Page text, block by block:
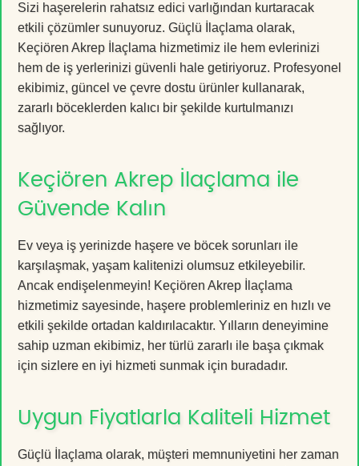
Sizi haşerelerin rahatsız edici varlığından kurtaracak
etkili çözümler sunuyoruz. Güçlü İlaçlama olarak,
Keçiören Akrep İlaçlama hizmetimiz ile hem evlerinizi
hem de iş yerlerinizi güvenli hale getiriyoruz. Profesyonel
ekibimiz, güncel ve çevre dostu ürünler kullanarak,
zararlı böceklerden kalıcı bir şekilde kurtulmanızı
sağlıyor.
Keçiören Akrep İlaçlama ile
Güvende Kalın
Ev veya iş yerinizde haşere ve böcek sorunları ile
karşılaşmak, yaşam kalitenizi olumsuz etkileyebilir.
Ancak endişelenmeyin! Keçiören Akrep İlaçlama
hizmetimiz sayesinde, haşere problemleriniz en hızlı ve
etkili şekilde ortadan kaldırılacaktır. Yılların deneyimine
sahip uzman ekibimiz, her türlü zararlı ile başa çıkmak
için sizlere en iyi hizmeti sunmak için buradadır.
Uygun Fiyatlarla Kaliteli Hizmet
Güçlü İlaçlama olarak, müşteri memnuniyetini her zaman